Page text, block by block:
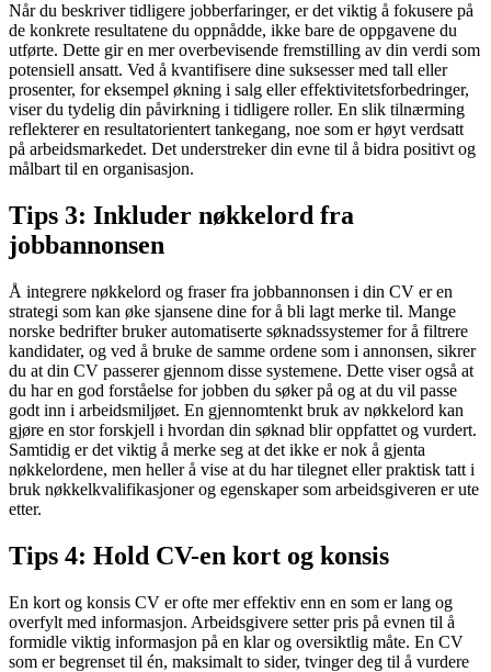
Når du beskriver tidligere jobberfaringer, er det viktig å fokusere på
de konkrete resultatene du oppnådde, ikke bare de oppgavene du
utførte. Dette gir en mer overbevisende fremstilling av din verdi som
potensiell ansatt. Ved å kvantifisere dine suksesser med tall eller
prosenter, for eksempel økning i salg eller effektivitetsforbedringer,
viser du tydelig din påvirkning i tidligere roller. En slik tilnærming
reflekterer en resultatorientert tankegang, noe som er høyt verdsatt
på arbeidsmarkedet. Det understreker din evne til å bidra positivt og
målbart til en organisasjon.
Tips 3: Inkluder nøkkelord fra
jobbannonsen
Å integrere nøkkelord og fraser fra jobbannonsen i din CV er en
strategi som kan øke sjansene dine for å bli lagt merke til. Mange
norske bedrifter bruker automatiserte søknadssystemer for å filtrere
kandidater, og ved å bruke de samme ordene som i annonsen, sikrer
du at din CV passerer gjennom disse systemene. Dette viser også at
du har en god forståelse for jobben du søker på og at du vil passe
godt inn i arbeidsmiljøet. En gjennomtenkt bruk av nøkkelord kan
gjøre en stor forskjell i hvordan din søknad blir oppfattet og vurdert.
Samtidig er det viktig å merke seg at det ikke er nok å gjenta
nøkkelordene, men heller å vise at du har tilegnet eller praktisk tatt i
bruk nøkkelkvalifikasjoner og egenskaper som arbeidsgiveren er ute
etter.
Tips 4: Hold CV-en kort og konsis
En kort og konsis CV er ofte mer effektiv enn en som er lang og
overfylt med informasjon. Arbeidsgivere setter pris på evnen til å
formidle viktig informasjon på en klar og oversiktlig måte. En CV
som er begrenset til én, maksimalt to sider, tvinger deg til å vurdere